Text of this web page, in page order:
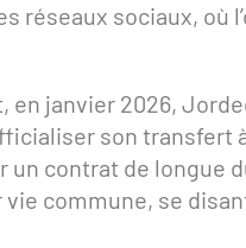
réseaux sociaux, où
en janvier 2026,
son transfert
un contrat de longue
commune, se